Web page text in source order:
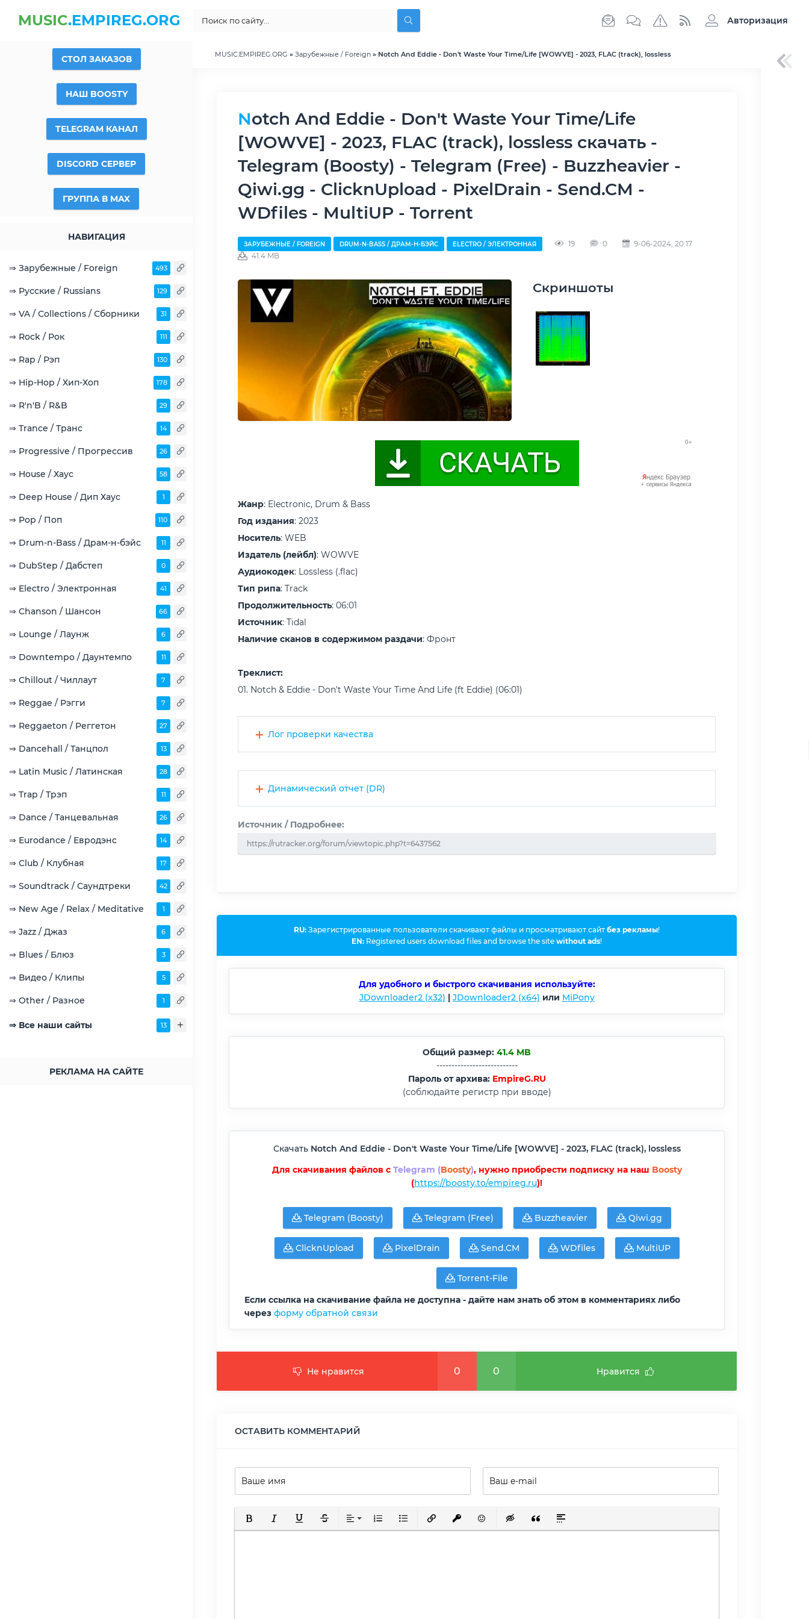
MUSIC.EMPIREG.ORG Авторизация
СТОЛ ЗАКАЗОВ
НАШ BOOSTY
TELEGRAM КАНАЛ
DISCORD СЕРВЕР
ГРУППА В MAX
НАВИГАЦИЯ
⇒ Зарубежные / Foreign 493
⇒ Русские / Russians 129
⇒ VA / Collections / Сборники 31
⇒ Rock / Рок 111
⇒ Rap / Рэп 130
⇒ Hip-Hop / Хип-Хоп 178
⇒ R'n'B / R&B 29
⇒ Trance / Транс 14
⇒ Progressive / Прогрессив 26
⇒ House / Хаус 58
⇒ Deep House / Дип Хаус 1
⇒ Pop / Поп 110
⇒ Drum-n-Bass / Драм-н-бэйс 11
⇒ DubStep / Дабстеп 0
⇒ Electro / Электронная 41
⇒ Chanson / Шансон 66
⇒ Lounge / Лаунж 6
⇒ Downtempo / Даунтемпо 11
⇒ Chillout / Чиллаут 7
⇒ Reggae / Рэгги 7
⇒ Reggaeton / Реггетон 27
⇒ Dancehall / Танцпол 13
⇒ Latin Music / Латинская 28
⇒ Trap / Трэп 11
⇒ Dance / Танцевальная 26
⇒ Eurodance / Евродэнс 14
⇒ Club / Клубная 17
⇒ Soundtrack / Саундтреки 42
⇒ New Age / Relax / Meditative 1
⇒ Jazz / Джаз 6
⇒ Blues / Блюз 3
⇒ Видео / Клипы 5
⇒ Other / Разное 1
⇒ Все наши сайты 13
РЕКЛАМА НА САЙТЕ
MUSIC.EMPIREG.ORG » Зарубежные / Foreign » Notch And Eddie - Don't Waste Your Time/Life [WOWVE] - 2023, FLAC (track), lossless
Notch And Eddie - Don't Waste Your Time/Life
[WOWVE] - 2023, FLAC (track), lossless скачать -
Telegram (Boosty) - Telegram (Free) - Buzzheavier -
Qiwi.gg - ClicknUpload - PixelDrain - Send.CM -
WDfiles - MultiUP - Torrent
ЗАРУБЕЖНЫЕ / FOREIGN DRUM-N-BASS / ДРАМ-Н-БЭЙС ELECTRO / ЭЛЕКТРОННАЯ 19 0
9-06-2024, 20:17
41.4 MB
Скриншоты
Жанр: Electronic, Drum & Bass
Год издания: 2023
Носитель: WEB
Издатель (лейбл): WOWVE
Аудиокодек: Lossless (.flac)
Тип рипа: Track
Продолжительность: 06:01
Источник: Tidal
Наличие сканов в содержимом раздачи: Фронт
Треклист:
01. Notch & Eddie - Don't Waste Your Time And Life (ft Eddie) (06:01)
Лог проверки качества
Динамический отчет (DR)
Источник / Подробнее:
https://rutracker.org/forum/viewtopic.php?t=6437562
RU: Зарегистрированные пользователи скачивают файлы и просматривают сайт без рекламы!
EN: Registered users download files and browse the site without ads!
Для удобного и быстрого скачивания используйте:
JDownloader2 (x32) | JDownloader2 (x64) или MiPony
Общий размер: 41.4 MB
---------------------------
Пароль от архива: EmpireG.RU
(соблюдайте регистр при вводе)
Скачать Notch And Eddie - Don't Waste Your Time/Life [WOWVE] - 2023, FLAC (track), lossless
Для скачивания файлов с Telegram (Boosty), нужно приобрести подписку на наш Boosty
(https://boosty.to/empireg.ru)!
Telegram (Boosty) Telegram (Free) Buzzheavier Qiwi.gg
ClicknUpload PixelDrain Send.CM WDfiles MultiUP
Torrent-File
Если ссылка на скачивание файла не доступна - дайте нам знать об этом в комментариях либо
через форму обратной связи
Не нравится 0 0 Нравится
ОСТАВИТЬ КОММЕНТАРИЙ
Полужирный
КурсивПодчеркнутый
ЗачеркнутыйВыравнивание
Нумерованный список
Маркированный список
Вставить ссылку
Вставить защищенную ссылку
Вставить смайлик
Вставка скрытого текста
Вставка цитаты
Вставка спойлера